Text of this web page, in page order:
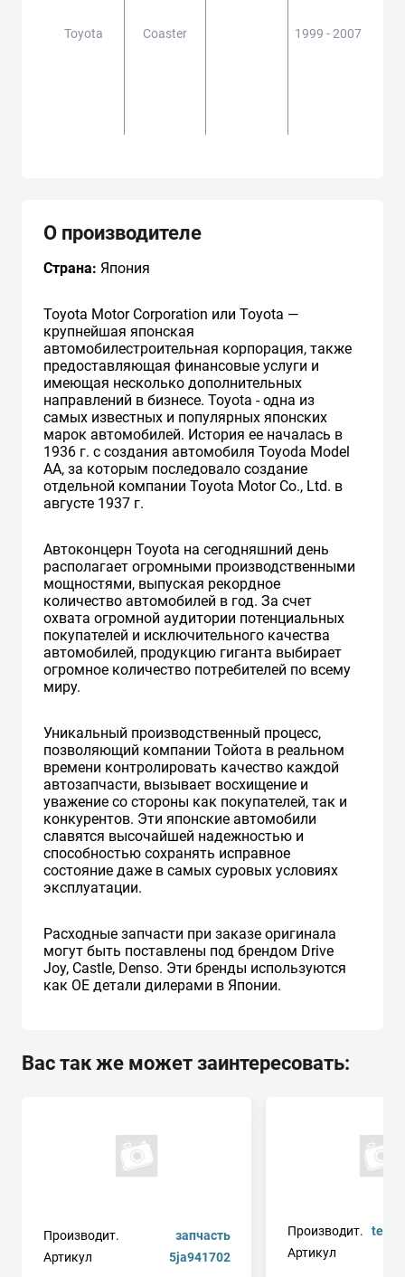
Toyota
Coaster 1999 - 2007
О производителе
Страна: Япония
Toyota Motor Corporation или Toyota —
крупнейшая японская
автомобилестроительная корпорация, также
предоставляющая финансовые услуги и
имеющая несколько дополнительных
направлений в бизнесе. Toyota - одна из
самых известных и популярных японских
марок автомобилей. История ее началась в
1936 г. с создания автомобиля Toyoda Model
AA, за которым последовало создание
отдельной компании Toyota Motor Co., Ltd. в
августе 1937 г.
Автоконцерн Toyota на сегодняшний день
располагает огромными производственными
мощностями, выпуская рекордное
количество автомобилей в год. За счет
охвата огромной аудитории потенциальных
покупателей и исключительного качества
автомобилей, продукцию гиганта выбирает
огромное количество потребителей по всему
миру.
Уникальный производственный процесс,
позволяющий компании Тойота в реальном
времени контролировать качество каждой
автозапчасти, вызывает восхищение и
уважение со стороны как покупателей, так и
конкурентов. Эти японские автомобили
славятся высочайшей надежностью и
способностью сохранять исправное
состояние даже в самых суровых условиях
эксплуатации.
Расходные запчасти при заказе оригинала
могут быть поставлены под брендом Drive
Joy, Castle, Denso. Эти бренды используются
как ОЕ детали дилерами в Японии.
Вас так же может заинтересовать:
Производит.
запчасть
Артикул
5ja941702
Производит.
Артикул